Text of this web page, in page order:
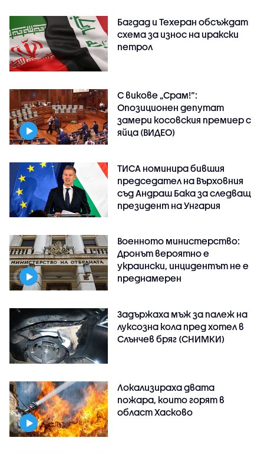
Багдад и Техеран обсъждат
схема за износ на иракски
петрол
С викове „Срам!“:
Опозиционен депутат
замери косовския премиер с
яйца (ВИДЕО)
ТИСА номинира бившия
председател на Върховния
съд Андраш Бака за следващ
президент на Унгария
Военното министерство:
Дронът вероятно е
украински, инцидентът не е
преднамерен
Задържаха мъж за палеж на
луксозна кола пред хотел в
Слънчев бряг (СНИМКИ)
Локализираха двата
пожара, които горят в
област Хасково